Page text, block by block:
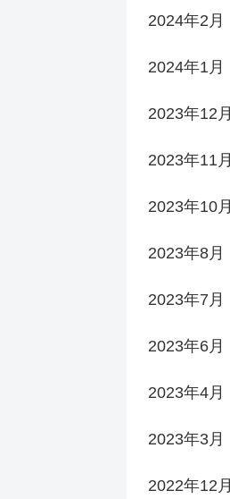
2024年2月
2024年1月
2023年12月
2023年11月
2023年10月
2023年8月
2023年7月
2023年6月
2023年4月
2023年3月
2022年12月